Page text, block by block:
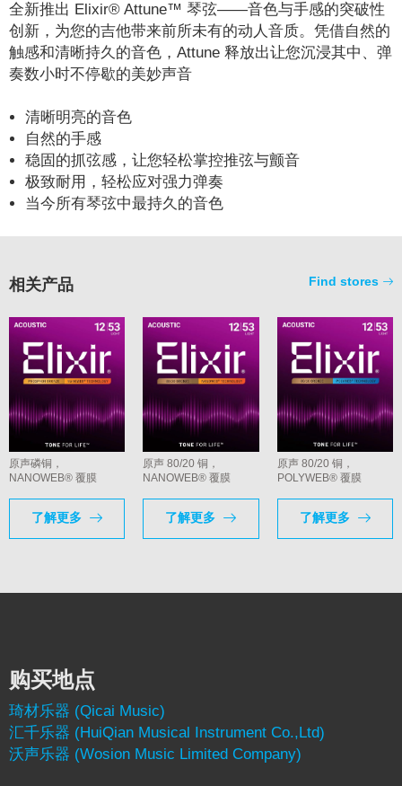
全新推出 Elixir® Attune™ 琴弦——音色与手感的突破性
创新，为您的吉他带来前所未有的动人音质。凭借自然的
触感和清晰持久的音色，Attune 释放出让您沉浸其中、弹
奏数小时不停歇的美妙声音
清晰明亮的音色
自然的手感
稳固的抓弦感，让您轻松掌控推弦与颤音
极致耐用，轻松应对强力弹奏
当今所有琴弦中最持久的音色
Find stores
相关产品
原声磷铜，
NANOWEB® 覆膜
了解更多
原声 80/20 铜，
NANOWEB® 覆膜
了解更多
原声 80/20 铜，
POLYWEB® 覆膜
了解更多
购买地点
琦材乐器 (Qicai Music)
汇千乐器 (HuiQian Musical Instrument Co.,Ltd)
沃声乐器 (Wosion Music Limited Company)